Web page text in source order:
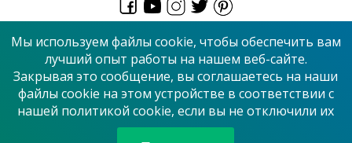
© 2026 “Сервисный центр”
Принимаем к оплате
Мы используем файлы cookie, чтобы обеспечить вам
лучший опыт работы на нашем веб-сайте.
Закрывая это сообщение, вы соглашаетесь на наши
файлы cookie на этом устройстве в соответствии с
нашей политикой cookie, если вы не отключили их